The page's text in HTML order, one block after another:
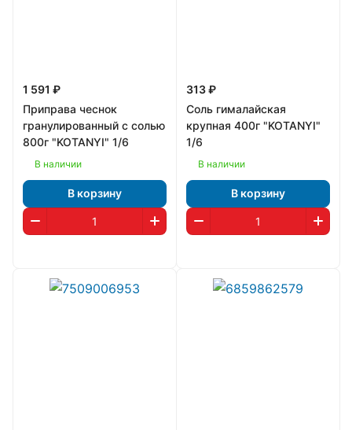
1 591 ₽
Приправа чеснок
гранулированный с солью
800г "KOTANYI" 1/6
В наличии
В корзину
313 ₽
Соль гималайская
крупная 400г "KOTANYI"
1/6
В наличии
В корзину